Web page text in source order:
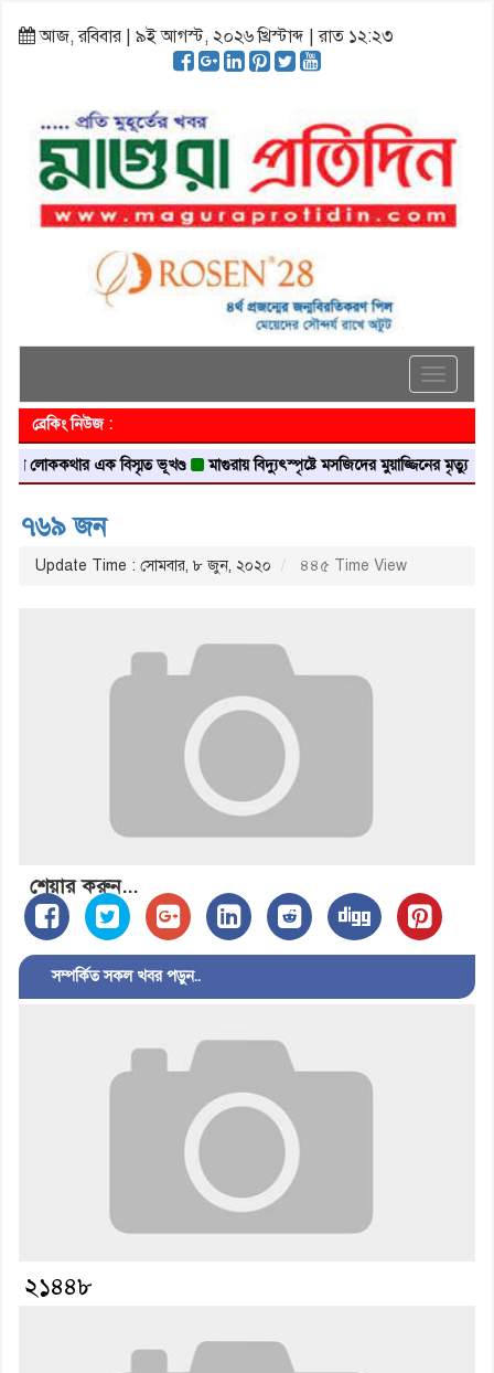
আজ, রবিবার | ৯ই আগস্ট, ২০২৬ খ্রিস্টাব্দ | রাত ১২:২৩
Toggle
ব্রেকিং নিউজ :
লোককথার এক বিস্মৃত ভূখণ্ড মাগুরায় বিদ্যুৎস্পৃষ্টে মসজিদের মুয়াজ্জিনের মৃত্যু
৭৬৯ জন
Update Time : সোমবার, ৮ জুন, ২০২০ ৪৪৫ Time View
শেয়ার করুন...
সম্পর্কিত সকল খবর পড়ুন..
২১৪৪৮